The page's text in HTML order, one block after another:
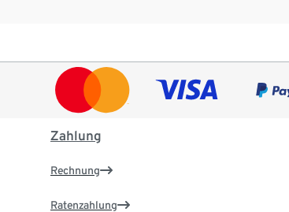
Zahlung
Rechnung
Ratenzahlung